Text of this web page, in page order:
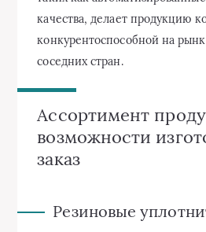
качества, делает продукцию
конкурентоспособной на
соседних стран.
Ассортимент
возможности
заказ
Резиновые